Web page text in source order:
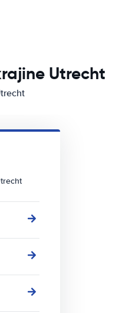
Utrecht